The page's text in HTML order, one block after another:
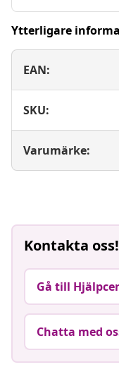
Ytterligare
EAN:
SKU:
Varumärke:
Kontakta oss!
Gå till
Chatta med